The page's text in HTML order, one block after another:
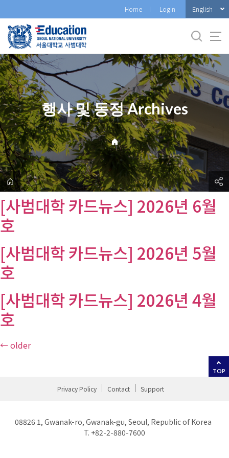
로
메
뉴
Home Login English
행사 및 동정 Archives
[사범대학 카드뉴스] 2026년 6월
호
[사범대학 카드뉴스] 2026년 5월
호
[사범대학 카드뉴스] 2026년 4월
호
←older
TOP
Privacy Policy Contact Support
08826 1, Gwanak-ro, Gwanak-gu, Seoul, Republic of Korea
T. +82-2-880-7600